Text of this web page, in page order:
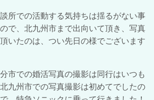
所での活動する気持ちは揺るがない事
で、北九州市まで出向いて頂き、写真
いたのは、つい先日の様でございます
市での婚活写真の撮影は同行はいつも
九州市での写真撮影は初めてでしたの